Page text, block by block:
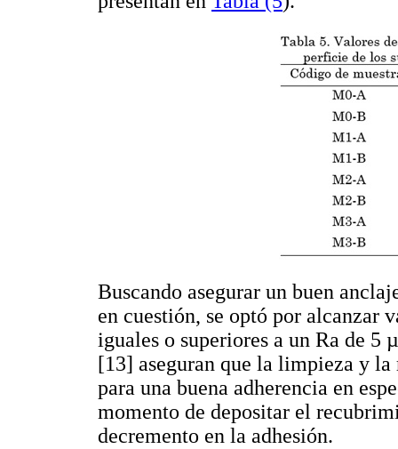
Buscando asegurar un buen
en cuestión, se optó por alcanzar
iguales o superiores a un Ra de
[13] aseguran que la limpieza y
para una buena adherencia en
momento de depositar el
decremento en la adhesión.